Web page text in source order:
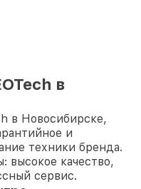
в
в Новосибирске,
и
техники бренда.
высокое качество,
сервис.